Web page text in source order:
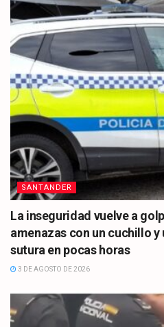
SANTANDER
La inseguridad vuelve a
amenazas con un cuchillo
sutura en pocas horas
3 DE AGOSTO DE 2026